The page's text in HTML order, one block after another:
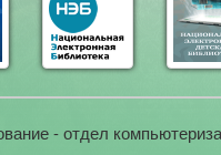
- отдел